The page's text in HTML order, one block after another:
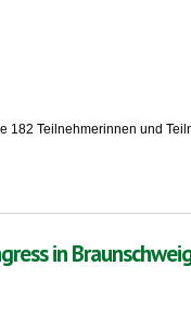
Teilnehmerinnen und
in